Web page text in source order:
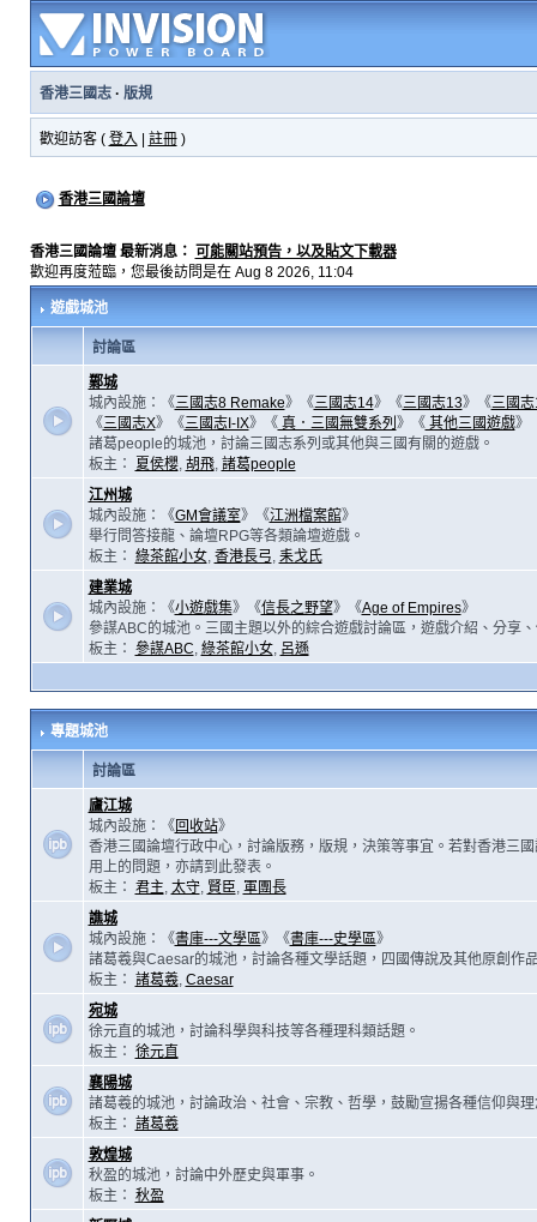
香港三國志· 版規
歡迎訪客 ( 登入 註冊)
香港三國論壇
香港三國論壇 最新消息： 可能關站預告，以及貼文下載器
歡迎再度蒞臨，您最後訪問是在 Aug 8 2026, 11:04
遊戲城池
討論區
鄴城
城內設施：《三國志8 Remake》《三國志14》《三國志13》《三國
《三國志X》《三國志I-IX》《真．三國無雙系列 》《其他三國遊戲》
諸葛people的城池，討論三國志系列或其他與三國有關的遊戲。
板主：
夏侯櫻, 胡飛, 諸葛people
江州城
城內設施：《GM會議室》《江洲檔案館》
舉行問答接龍、論壇RPG等各類論壇遊戲。
板主： 綠茶館小女, 香港長弓, 耒戈氏
建業城
城內設施：《小遊戲集》《信長之野望》《Age of Empires》
參謀ABC的城池。三國主題以外的綜合遊戲討論區，遊戲介紹、分享
板主： 參謀ABC, 綠茶館小女, 呂遜
專題城池
討論區
廬江城
城內設施：《回收站》
香港三國論壇行政中心，討論版務，版規，決策等事宜。若對香港三
用上的問題，亦請到此發表。
板主： 君主, 太守, 賢臣, 軍團長
譙城
城內設施：《書庫---文學區》《書庫---史學區》
諸葛羲與Caesar的城池，討論各種文學話題，四國傳說及其他原創作
板主： 諸葛羲, Caesar
宛城
徐元直的城池，討論科學與科技等各種理科類話題。
板主： 徐元直
襄陽城
諸葛羲的城池，討論政治、社會、宗教、哲學，鼓勵宣揚各種信仰與理
板主： 諸葛羲
敦煌城
秋盈的城池，討論中外歷史與軍事。
板主： 秋盈